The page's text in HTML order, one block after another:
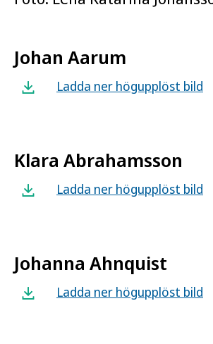
Johan Aarum
Ladda ner högupplöst bild
Klara Abrahamsson
Ladda ner högupplöst bild
Johanna Ahnquist
Ladda ner högupplöst bild